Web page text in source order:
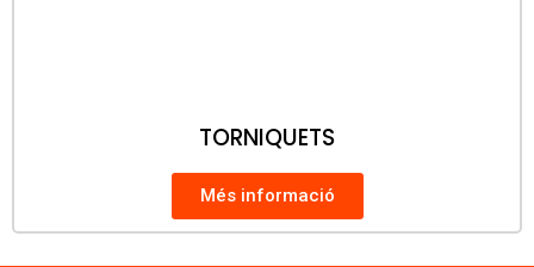
TORNIQUETS
Més informació